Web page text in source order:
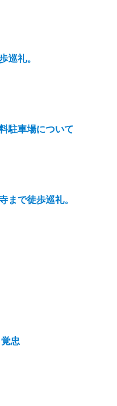
巡礼。
駐車場について
まで徒歩巡礼。
忠